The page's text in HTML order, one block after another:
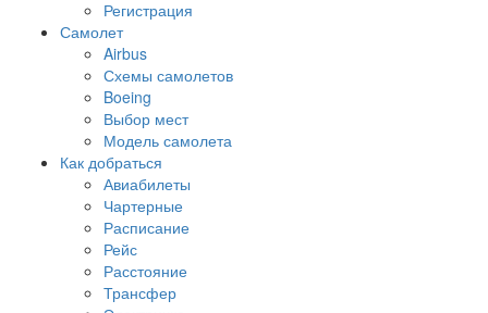
Регистрация
Самолет
Airbus
Схемы самолетов
Boeing
Выбор мест
Модель самолета
Как добраться
Авиабилеты
Чартерные
Расписание
Рейс
Расстояние
Трансфер